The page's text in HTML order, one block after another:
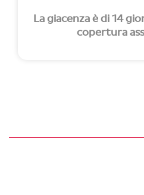
La giacenza è di 14
copertura